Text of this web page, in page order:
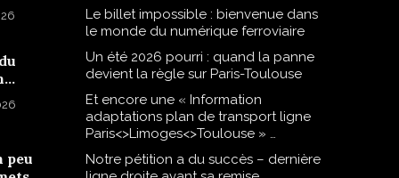
peu
Le billet impossible : bienvenue dans
le monde du numérique ferroviaire
Un été 2026 pourri : quand la panne
devient la règle sur Paris-Toulouse
Et encore une « Information
adaptations plan de transport ligne
Paris<>Limoges<>Toulouse » …
Notre pétition a du succès – dernière